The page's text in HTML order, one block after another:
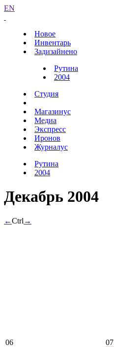
EN
Новое
Инвентарь
Задизайнено
Рутина
2004
Студия
Магазинус
Медиа
Экспресс
Иронов
Журналус
Рутина
2004
Декабрь 2004
←Ctrl →
06 07